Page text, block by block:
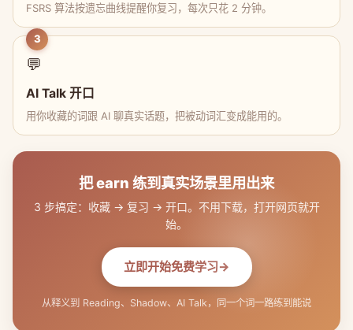
FSRS 算法按遗忘曲线提醒你复习，每次只花 2 分钟。
3
💬
AI Talk 开口
用你收藏的词跟 AI 聊真实话题，把被动词汇变成能用的。
把 earn 练到真实场景里用出来
3 步搞定：收藏 → 复习 → 开口。不用下载，打开网页就开
始。
立即开始免费学习
从释义到 Reading、Shadow、AI Talk，同一个词一路练到能说